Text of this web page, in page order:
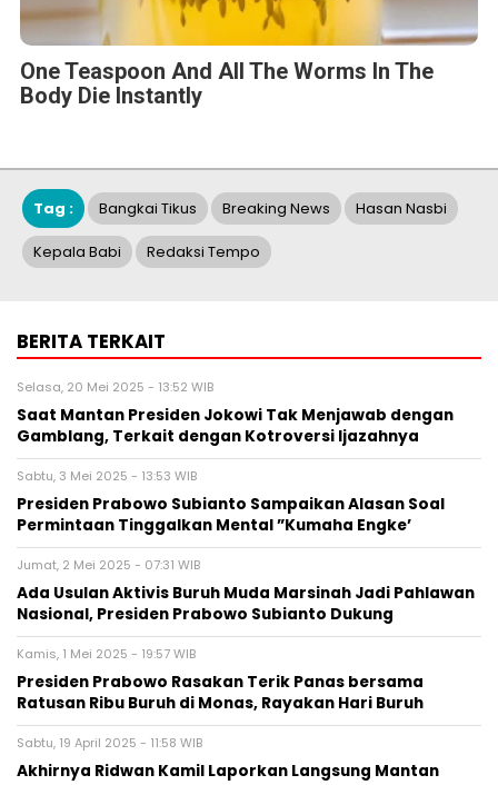
One Teaspoon And All The Worms In The
Body Die Instantly
Tag : Bangkai Tikus Breaking News Hasan Nasbi
Kepala Babi Redaksi Tempo
BERITA TERKAIT
Selasa, 20 Mei 2025 - 13:52 WIB
Saat Mantan Presiden Jokowi Tak Menjawab dengan
Gamblang, Terkait dengan Kotroversi Ijazahnya
Sabtu, 3 Mei 2025 - 13:53 WIB
Presiden Prabowo Subianto Sampaikan Alasan Soal
Permintaan Tinggalkan Mental ”Kumaha Engke’
Jumat, 2 Mei 2025 - 07:31 WIB
Ada Usulan Aktivis Buruh Muda Marsinah Jadi Pahlawan
Nasional, Presiden Prabowo Subianto Dukung
Kamis, 1 Mei 2025 - 19:57 WIB
Presiden Prabowo Rasakan Terik Panas bersama
Ratusan Ribu Buruh di Monas, Rayakan Hari Buruh
Sabtu, 19 April 2025 - 11:58 WIB
Akhirnya Ridwan Kamil Laporkan Langsung Mantan